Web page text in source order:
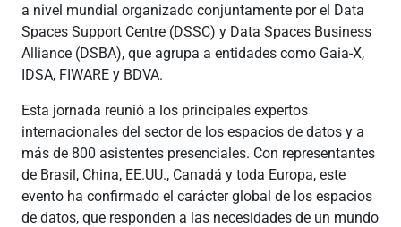
a nivel mundial organizado conjuntamente por el Data
Spaces Support Centre (DSSC) y Data Spaces Business
Alliance (DSBA), que agrupa a entidades como Gaia-X,
IDSA, FIWARE y BDVA.
Esta jornada reunió a los principales expertos
internacionales del sector de los espacios de datos y a
más de 800 asistentes presenciales. Con representantes
de Brasil, China, EE.UU., Canadá y toda Europa, este
evento ha confirmado el carácter global de los espacios
de datos, que responden a las necesidades de un mundo